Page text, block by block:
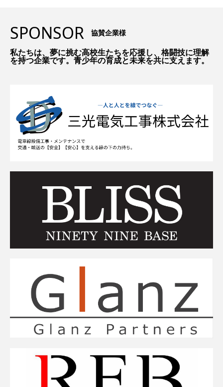
SPONSOR 協賛企業様
私たちは、夢に挑む高校生たちを応援し、格闘技に理解
を持つ企業です。青少年の育成と未来を共に支えます。